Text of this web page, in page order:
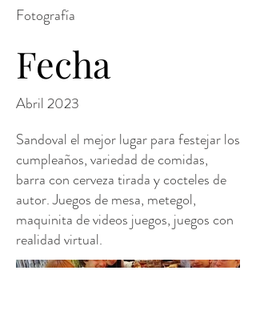
Fotografía
Fecha
Abril 2023
Sandoval el mejor lugar para festejar los
cumpleaños, variedad de comidas,
barra con cerveza tirada y cocteles de
autor. Juegos de mesa, metegol,
maquinita de videos juegos, juegos con
realidad virtual.